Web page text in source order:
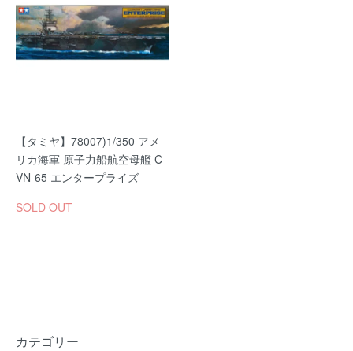
【タミヤ】78007)1/350 アメ
リカ海軍 原子力船航空母艦 C
VN-65 エンタープライズ
SOLD OUT
カテゴリー